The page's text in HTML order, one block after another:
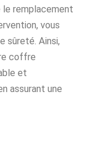
remplacement
vous
sûreté. Ainsi,
coffre
et
assurant une